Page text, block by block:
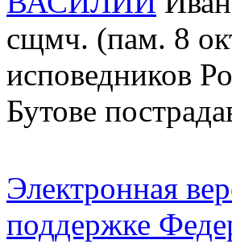
сщмч. (пам. 8
исповедников
Бутове
Электронная
поддержке